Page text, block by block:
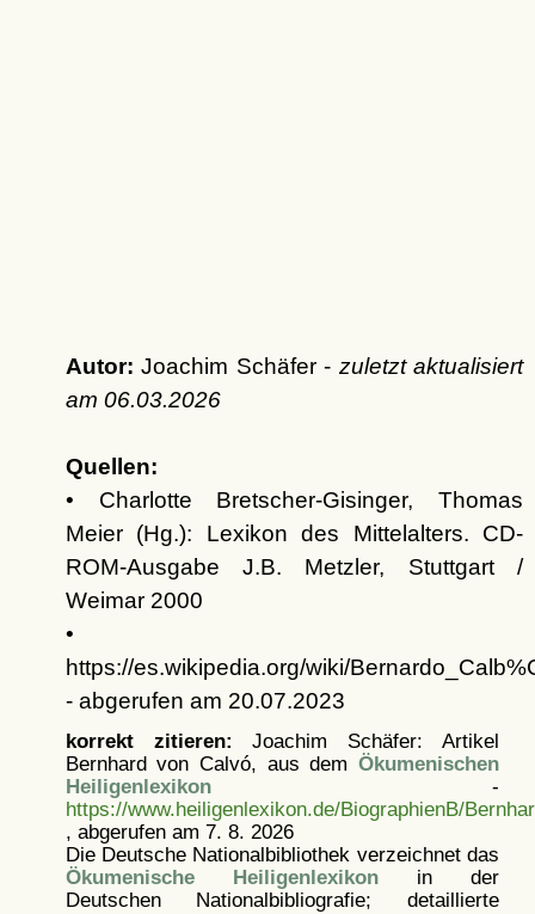
Autor: Joachim Schäfer - zuletzt aktualisiert
am 06.03.2026
Quellen:
• Charlotte Bretscher-Gisinger, Thomas
Meier (Hg.): Lexikon des Mittelalters. CD-
ROM-Ausgabe J.B. Metzler, Stuttgart /
Weimar 2000
•
https://es.wikipedia.org/wiki/
- abgerufen am 20.07.2023
korrekt zitieren: Joachim Schäfer: Artikel
Bernhard von Calvó, aus dem Ökumenischen
Heiligenlexikon-
https://www.heiligenlexikon.de/BiographienB/
, abgerufen am 7. 8. 2026
Die Deutsche Nationalbibliothek verzeichnet das
Ökumenische Heiligenlexikonin der
Deutschen Nationalbibliografie; detaillierte